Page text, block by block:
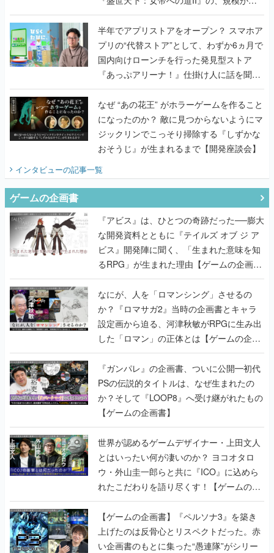
うこだわりをプロデューサーに聞いた
半年でアプリストアをオープン？ スマホア
プリの“代替ストア”として、わずか6ヵ月で
国内向けローンチを行った発見型ストア
『あっぷアリーナ！』仕掛け人に話を聞い
てみた
なぜ “あの花王” がホラーゲームを作ること
になったのか？ 敵に見つからないようにマ
ジックリンでこっそり掃除する『しずかな
おそうじ』が生まれるまで【開発座談会】
インタビューの記事一覧
ゲームの企画書
『アビス』は、ひとつの奇跡だった──膨大
な開発資料とともに『テイルズ オブ ジ ア
ビス』開発陣に聞く、「生まれた意味を知
るRPG」が生まれた理由【ゲームの企画
書】
なにが、人を「ロマンシング」させるの
か？『ロマサガ2』当時の企画書とキャラ
設定画から迫る、河津秋敏がRPGに生み出
した「ロマン」の正体とは【ゲームの企画
書】
『ガンパレ』の企画書、ついに公開━初代
PSの伝説的タイトルは、なぜ生まれたの
か？そして『LOOP8』へ受け継がれたもの
【ゲームの企画書】
世界が認めるゲームデザイナー・上田文人
とはいったい何が凄いのか？ ヨコオタロ
ウ・外山圭一郎らと共に『ICO』に込めら
れたこだわりを語り尽くす！【ゲームの企
画書】
【ゲームの企画書】『ペルソナ3』を築き
上げたのは反骨心とリスペクトだった。赤
い企画書のもとに集った“愚連隊”がシリー